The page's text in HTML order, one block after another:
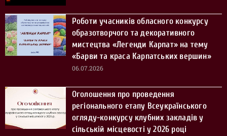
Роботи учасників обласного конкурсу
образотворчого та декоративного
мистецтва «Легенди Карпат» на тему
«Барви та краса Карпатських вершин»
06.07.2026
Оголошення про проведення
регіонального етапу Всеукраїнського
огляду-конкурсу клубних закладів у
сільській місцевості у 2026 році